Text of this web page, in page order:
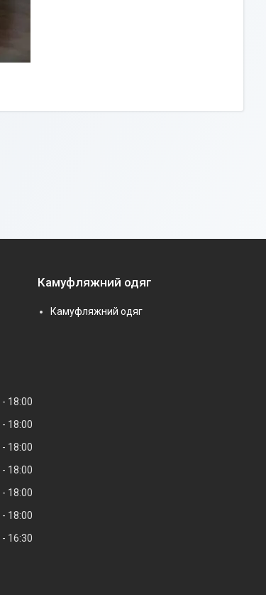
Камуфляжний одяг
Камуфляжний одяг
18:00
18:00
18:00
18:00
18:00
18:00
16:30